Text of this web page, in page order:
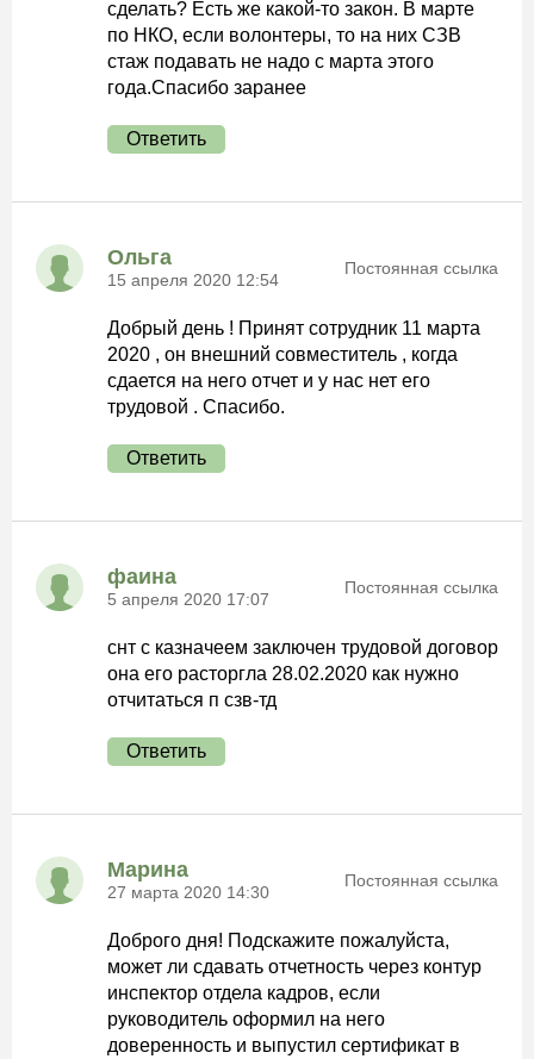
сделать? Есть же какой-то закон. В марте
по НКО, если волонтеры, то на них СЗВ
стаж подавать не надо с марта этого
года.Спасибо заранее
Ответить
Ольга
15 апреля 2020 12:54
Постоянная ссылка
Добрый день ! Принят сотрудник 11 марта
2020 , он внешний совместитель , когда
сдается на него отчет и у нас нет его
трудовой . Спасибо.
Ответить
фаина
5 апреля 2020 17:07
Постоянная ссылка
снт с казначеем заключен трудовой договор
она его расторгла 28.02.2020 как нужно
отчитаться п сзв-тд
Ответить
Марина
27 марта 2020 14:30
Постоянная ссылка
Доброго дня! Подскажите пожалуйста,
может ли сдавать отчетность через контур
инспектор отдела кадров, если
руководитель оформил на него
доверенность и выпустил сертификат в